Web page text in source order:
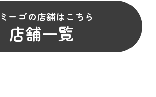
ーゴの店舗はこちら
店舗一覧